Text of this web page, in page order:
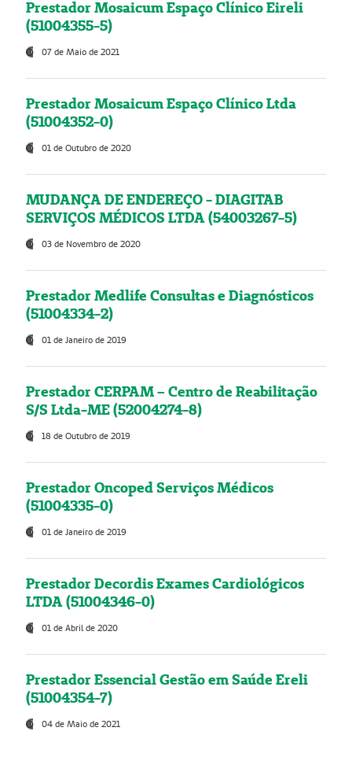
Prestador Mosaicum Espaço Clínico Eireli
(51004355-5)
07 de Maio de 2021
Prestador Mosaicum Espaço Clínico Ltda
(51004352-0)
01 de Outubro de 2020
MUDANÇA DE ENDEREÇO - DIAGITAB
SERVIÇOS MÉDICOS LTDA (54003267-5)
03 de Novembro de 2020
Prestador Medlife Consultas e Diagnósticos
(51004334-2)
01 de Janeiro de 2019
Prestador CERPAM – Centro de Reabilitação
S/S Ltda-ME (52004274-8)
18 de Outubro de 2019
Prestador Oncoped Serviços Médicos
(51004335-0)
01 de Janeiro de 2019
Prestador Decordis Exames Cardiológicos
LTDA (51004346-0)
01 de Abril de 2020
Prestador Essencial Gestão em Saúde Ereli
(51004354-7)
04 de Maio de 2021